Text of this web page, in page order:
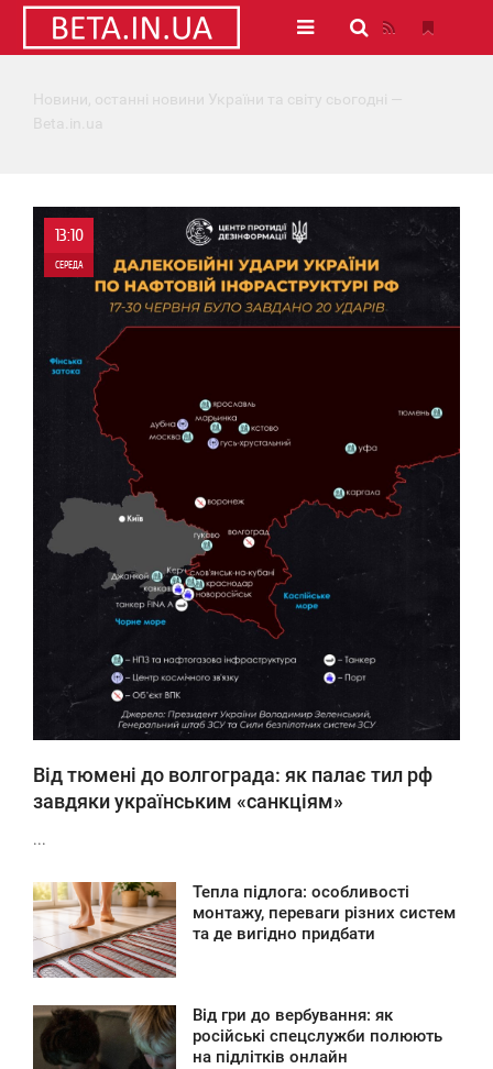
Новини, останні новини України та світу сьогодні —
Beta.in.ua
13:10
СЕРЕДА
0
Від тюмені до волгограда: як палає тил рф
завдяки українським «санкціям»
...
Тепла підлога: особливості
монтажу, переваги різних систем
та де вигідно придбати
Від гри до вербування: як
російські спецслужби полюють
на підлітків онлайн